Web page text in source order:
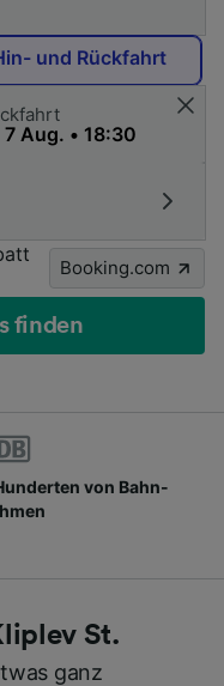
und Rückfahrt
Booking.com
finden
von Bahn-
St.
ganz